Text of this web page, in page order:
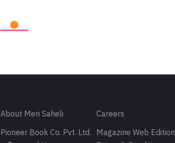
About Meri Saheli Careers
Pioneer Book Co. Pvt. Ltd. Magazine Web Edition